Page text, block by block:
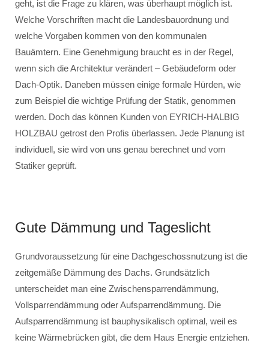
geht, ist die Frage zu klären, was überhaupt möglich ist.
Welche Vorschriften macht die Landesbauordnung und
welche Vorgaben kommen von den kommunalen
Bauämtern. Eine Genehmigung braucht es in der Regel,
wenn sich die Architektur verändert – Gebäudeform oder
Dach-Optik. Daneben müssen einige formale Hürden, wie
zum Beispiel die wichtige Prüfung der Statik, genommen
werden. Doch das können Kunden von EYRICH-HALBIG
HOLZBAU getrost den Profis überlassen. Jede Planung ist
individuell, sie wird von uns genau berechnet und vom
Statiker geprüft.
Gute Dämmung und Tageslicht
Grundvoraussetzung für eine Dachgeschossnutzung ist die
zeitgemäße Dämmung des Dachs. Grundsätzlich
unterscheidet man eine Zwischensparrendämmung,
Vollsparrendämmung oder Aufsparrendämmung. Die
Aufsparrendämmung ist bauphysikalisch optimal, weil es
keine Wärmebrücken gibt, die dem Haus Energie entziehen.